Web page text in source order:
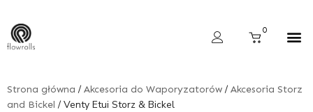
content
0
Cart
Strona główna / Akcesoria do Waporyzatorów/ Akcesoria Storz
and Bickel / Venty Etui Storz & Bickel